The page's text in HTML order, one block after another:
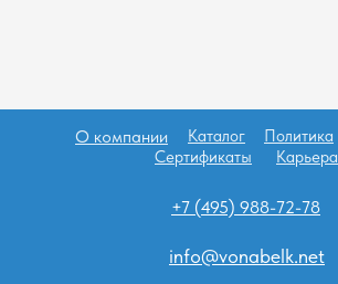
О компании
Карьера
Сертификаты
Каталог Политика
+7 (495) 988-72-78
info@vonabelk.net